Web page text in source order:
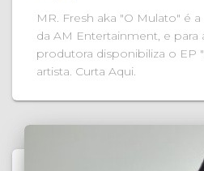
MR. Fresh aka "O Mulato" é
da AM Entertainment, e para
produtora disponibiliza o EP
artista. Curta Aqui.